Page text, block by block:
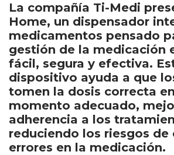
La compañía Ti-Medi
Home, un dispensador
medicamentos pensado
gestión de la medicación
fácil, segura y efectiva.
dispositivo ayuda a que
tomen la dosis correcta
momento adecuado,
adherencia a los
reduciendo los riesgos de
errores en la medicación.